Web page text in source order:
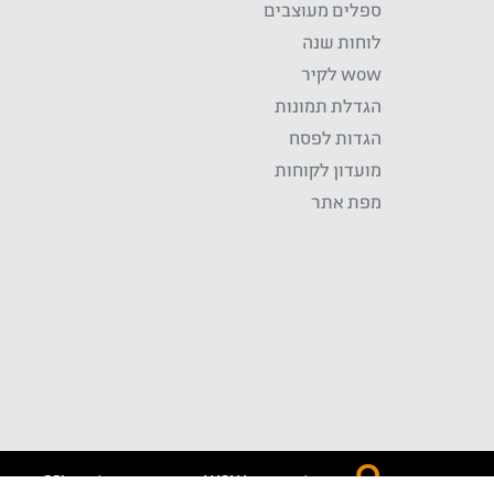
ספלים מעוצבים
לוחות שנה
wow לקיר
הגדלת תמונות
הגדות לפסח
מועדון לקוחות
מפת אתר
התשלום באתר WOW מאובטח בטכנולוגית SSL